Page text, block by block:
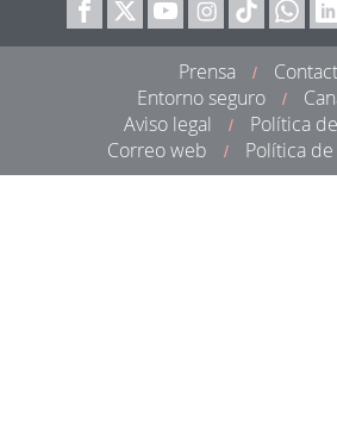
Prensa /
Entorno seguro
/
Aviso legal
/
Política
Correo web
/ Política